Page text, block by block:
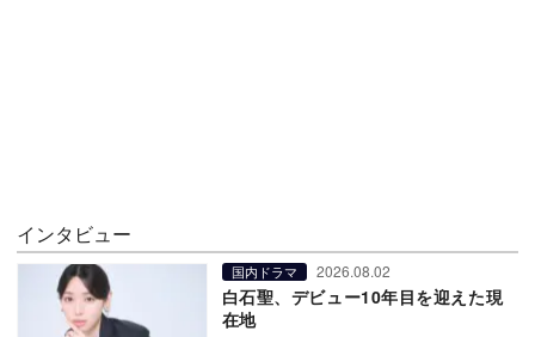
インタビュー
国内ドラマ 2026.08.02
白石聖、デビュー10年目を迎えた現
在地